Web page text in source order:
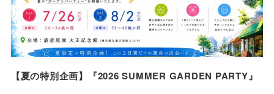
【夏の特別企画】『2026 SUMMER GARDEN PARTY』